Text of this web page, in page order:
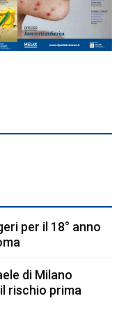
per il 18° anno
di Milano
rischio prima